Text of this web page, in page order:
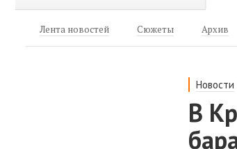
Лента новостей Сюжеты Архив
Новости
В